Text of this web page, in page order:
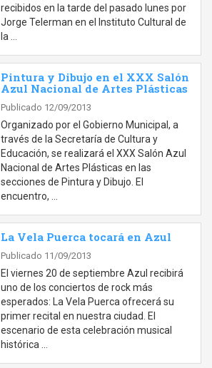
recibidos en la tarde del pasado lunes por
Jorge Telerman en el Instituto Cultural de
la …
Pintura y Dibujo en el XXX Salón
Azul Nacional de Artes Plásticas
Publicado 12/09/2013
Organizado por el Gobierno Municipal, a
través de la Secretaría de Cultura y
Educación, se realizará el XXX Salón Azul
Nacional de Artes Plásticas en las
secciones de Pintura y Dibujo. El
encuentro, …
La Vela Puerca tocará en Azul
Publicado 11/09/2013
El viernes 20 de septiembre Azul recibirá
uno de los conciertos de rock más
esperados: La Vela Puerca ofrecerá su
primer recital en nuestra ciudad. El
escenario de esta celebración musical
histórica …